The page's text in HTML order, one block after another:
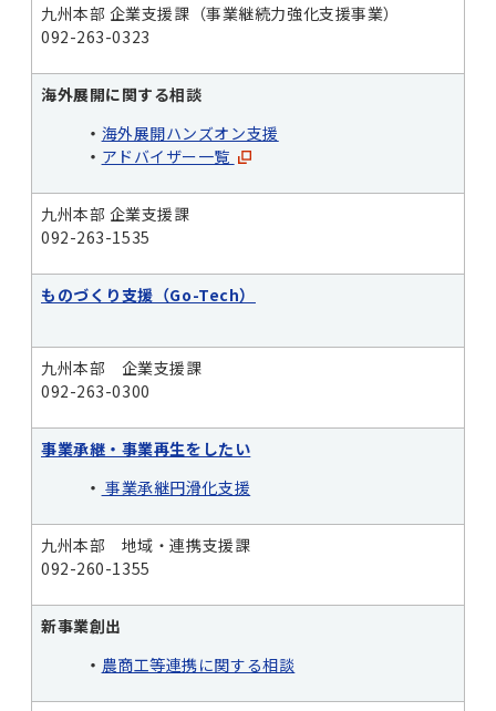
九州本部 企業支援課（事業継続力強化支援事業）
092-263-0323
海外展開に関する相談
・ 海外展開ハンズオン支援
・ アドバイザー一覧
九州本部 企業支援課
092-263-1535
ものづくり支援（Go-Tech）
九州本部 企業支援課
092-263-0300
事業承継・事業再生をしたい
・ 事業承継円滑化支援
九州本部 地域・連携支援課
092-260-1355
新事業創出
・ 農商工等連携に関する相談